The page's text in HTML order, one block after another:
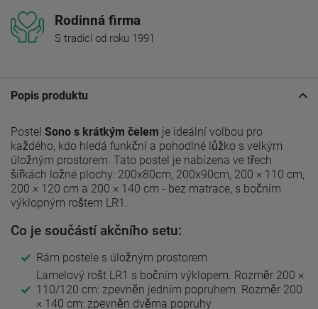
Rodinná firma
S tradicí od roku 1991
Popis produktu
Postel Sono s krátkým čelem je ideální volbou pro
každého, kdo hledá funkční a pohodlné lůžko s velkým
úložným prostorem. Tato postel je nabízena ve třech
šířkách ložné plochy: 200x80cm, 200x90cm, 200 × 110 cm,
200 × 120 cm a 200 × 140 cm - bez matrace, s bočním
výklopným roštem LR1.
Co je součástí akčního setu:
Rám postele s úložným prostorem
Lamelový rošt LR1 s bočním výklopem. Rozměr 200 ×
110/120 cm: zpevněn jedním popruhem. Rozměr 200
× 140 cm: zpevněn dvěma popruhy